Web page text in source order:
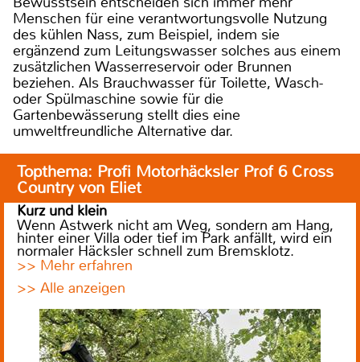
Menschen für eine verantwortungsvolle Nutzung
des kühlen Nass, zum Beispiel, indem sie
ergänzend zum Leitungswasser solches aus einem
zusätzlichen Wasserreservoir oder Brunnen
beziehen. Als Brauchwasser für Toilette, Wasch-
oder Spülmaschine sowie für die
Gartenbewässerung stellt dies eine
umweltfreundliche Alternative dar.
Topthema: Profi Motorhäcksler Prof 6 Cross
Country von Eliet
Kurz und klein
Wenn Astwerk nicht am Weg, sondern am Hang,
hinter einer Villa oder tief im Park anfällt, wird ein
normaler Häcksler schnell zum Bremsklotz.
>> Mehr erfahren
>> Alle anzeigen